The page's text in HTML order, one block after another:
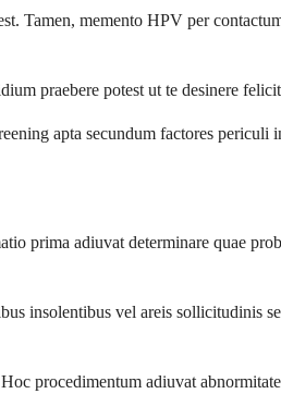
Tamen, memento HPV per
praebere potest ut te desinere
apta secundum factores periculi
prima adiuvat determinare quae
insolentibus vel areis sollicitudinis
procedimentum adiuvat